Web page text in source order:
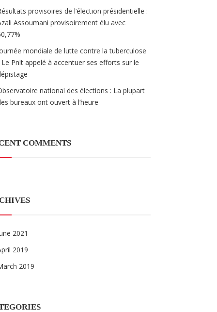
provisoires de l’élection présidentielle :
Assoumani provisoirement élu avec
mondiale de lutte contre la tuberculose
Pnlt appelé à accentuer ses efforts sur le
national des élections : La plupart
bureaux ont ouvert à l’heure
COMMENTS
2021
2019
2019